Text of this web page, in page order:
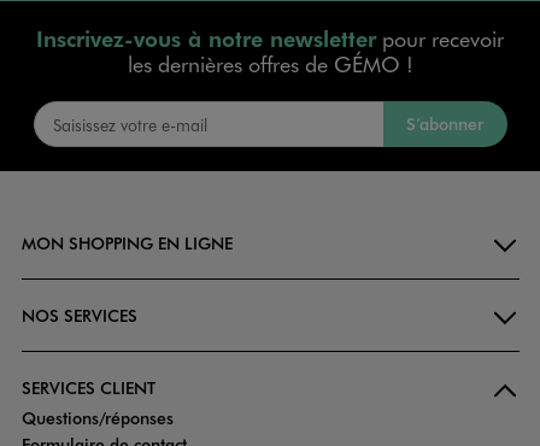
Inscrivez-vous à notre newsletterpour recevoir
les dernières offres de GÉMO !
S’abonner
MON SHOPPING EN LIGNE
NOS SERVICES
SERVICES CLIENT
Questions/réponses